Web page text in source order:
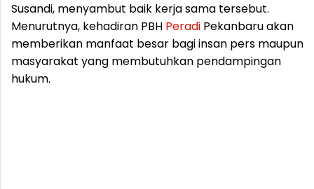
Susandi, menyambut baik kerja sama tersebut.
Menurutnya, kehadiran PBH Peradi Pekanbaru akan
memberikan manfaat besar bagi insan pers maupun
masyarakat yang membutuhkan pendampingan
hukum.